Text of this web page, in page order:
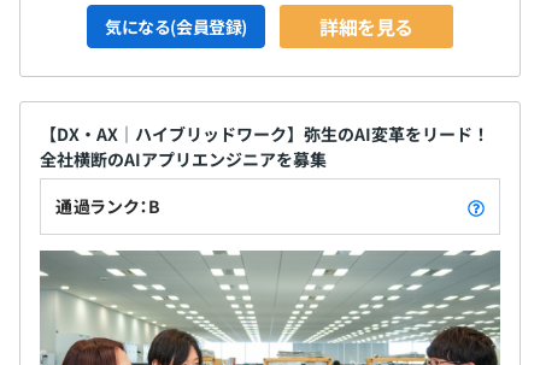
気になる(会員登録) 詳細を見る
【DX・AX｜ハイブリッドワーク】弥生のAI変革をリード！
全社横断のAIアプリエンジニアを募集
通過ランク：B